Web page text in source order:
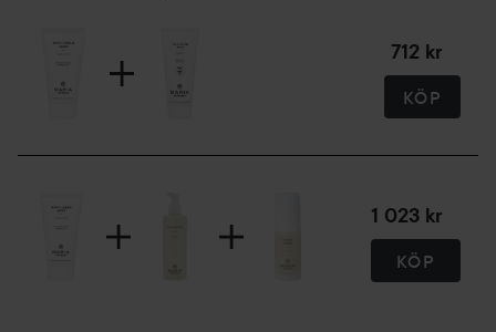
Använd lämplig produkt runt ögonen: Eye Cream, Eye
Cream More, Eye Balm eller Eye Gel.
712 kr
KÖP
1 023 kr
KÖP